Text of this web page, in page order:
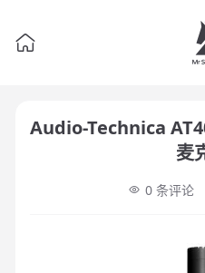
Audio-Technica
麦
0 条评论